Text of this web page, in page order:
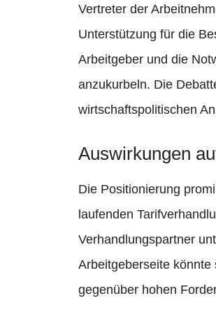
Vertreter der
Unterstützung für die
Arbeitgeber und die
anzukurbeln. Die
wirtschaftspolitischen
Auswirkungen
Die Positionierung
laufenden
Verhandlungspartner
Arbeitgeberseite
gegenüber hohen